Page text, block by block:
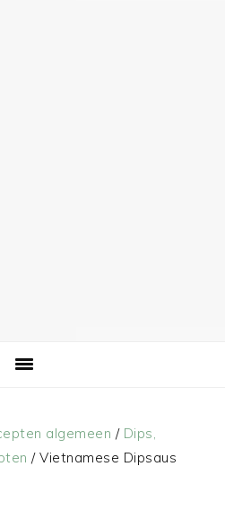
algemeen / Dips,
/Vietnamese Dipsaus